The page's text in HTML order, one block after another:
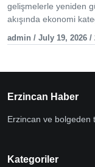
gelişmelerle yeniden
akışında ekonomi
admin / July 19, 2026
Erzincan Haber
Erzincan ve bolgeden
Kategoriler